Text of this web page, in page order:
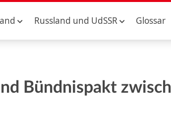
Russland und UdSSR Glossar
Bündnispakt